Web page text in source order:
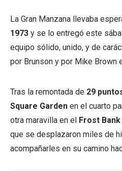
La Gran Manzana llevaba
1973 y se lo entregó este
equipo sólido, unido, y de
por Brunson y por Mike Brown
Tras la remontada de 29
Square Garden en el cuarto
otra maravilla en el Frost
que se desplazaron miles de
acompañarles en su camino